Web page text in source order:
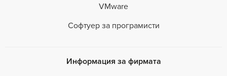
VMware
Софтуер за програмисти
Информация за фирмата